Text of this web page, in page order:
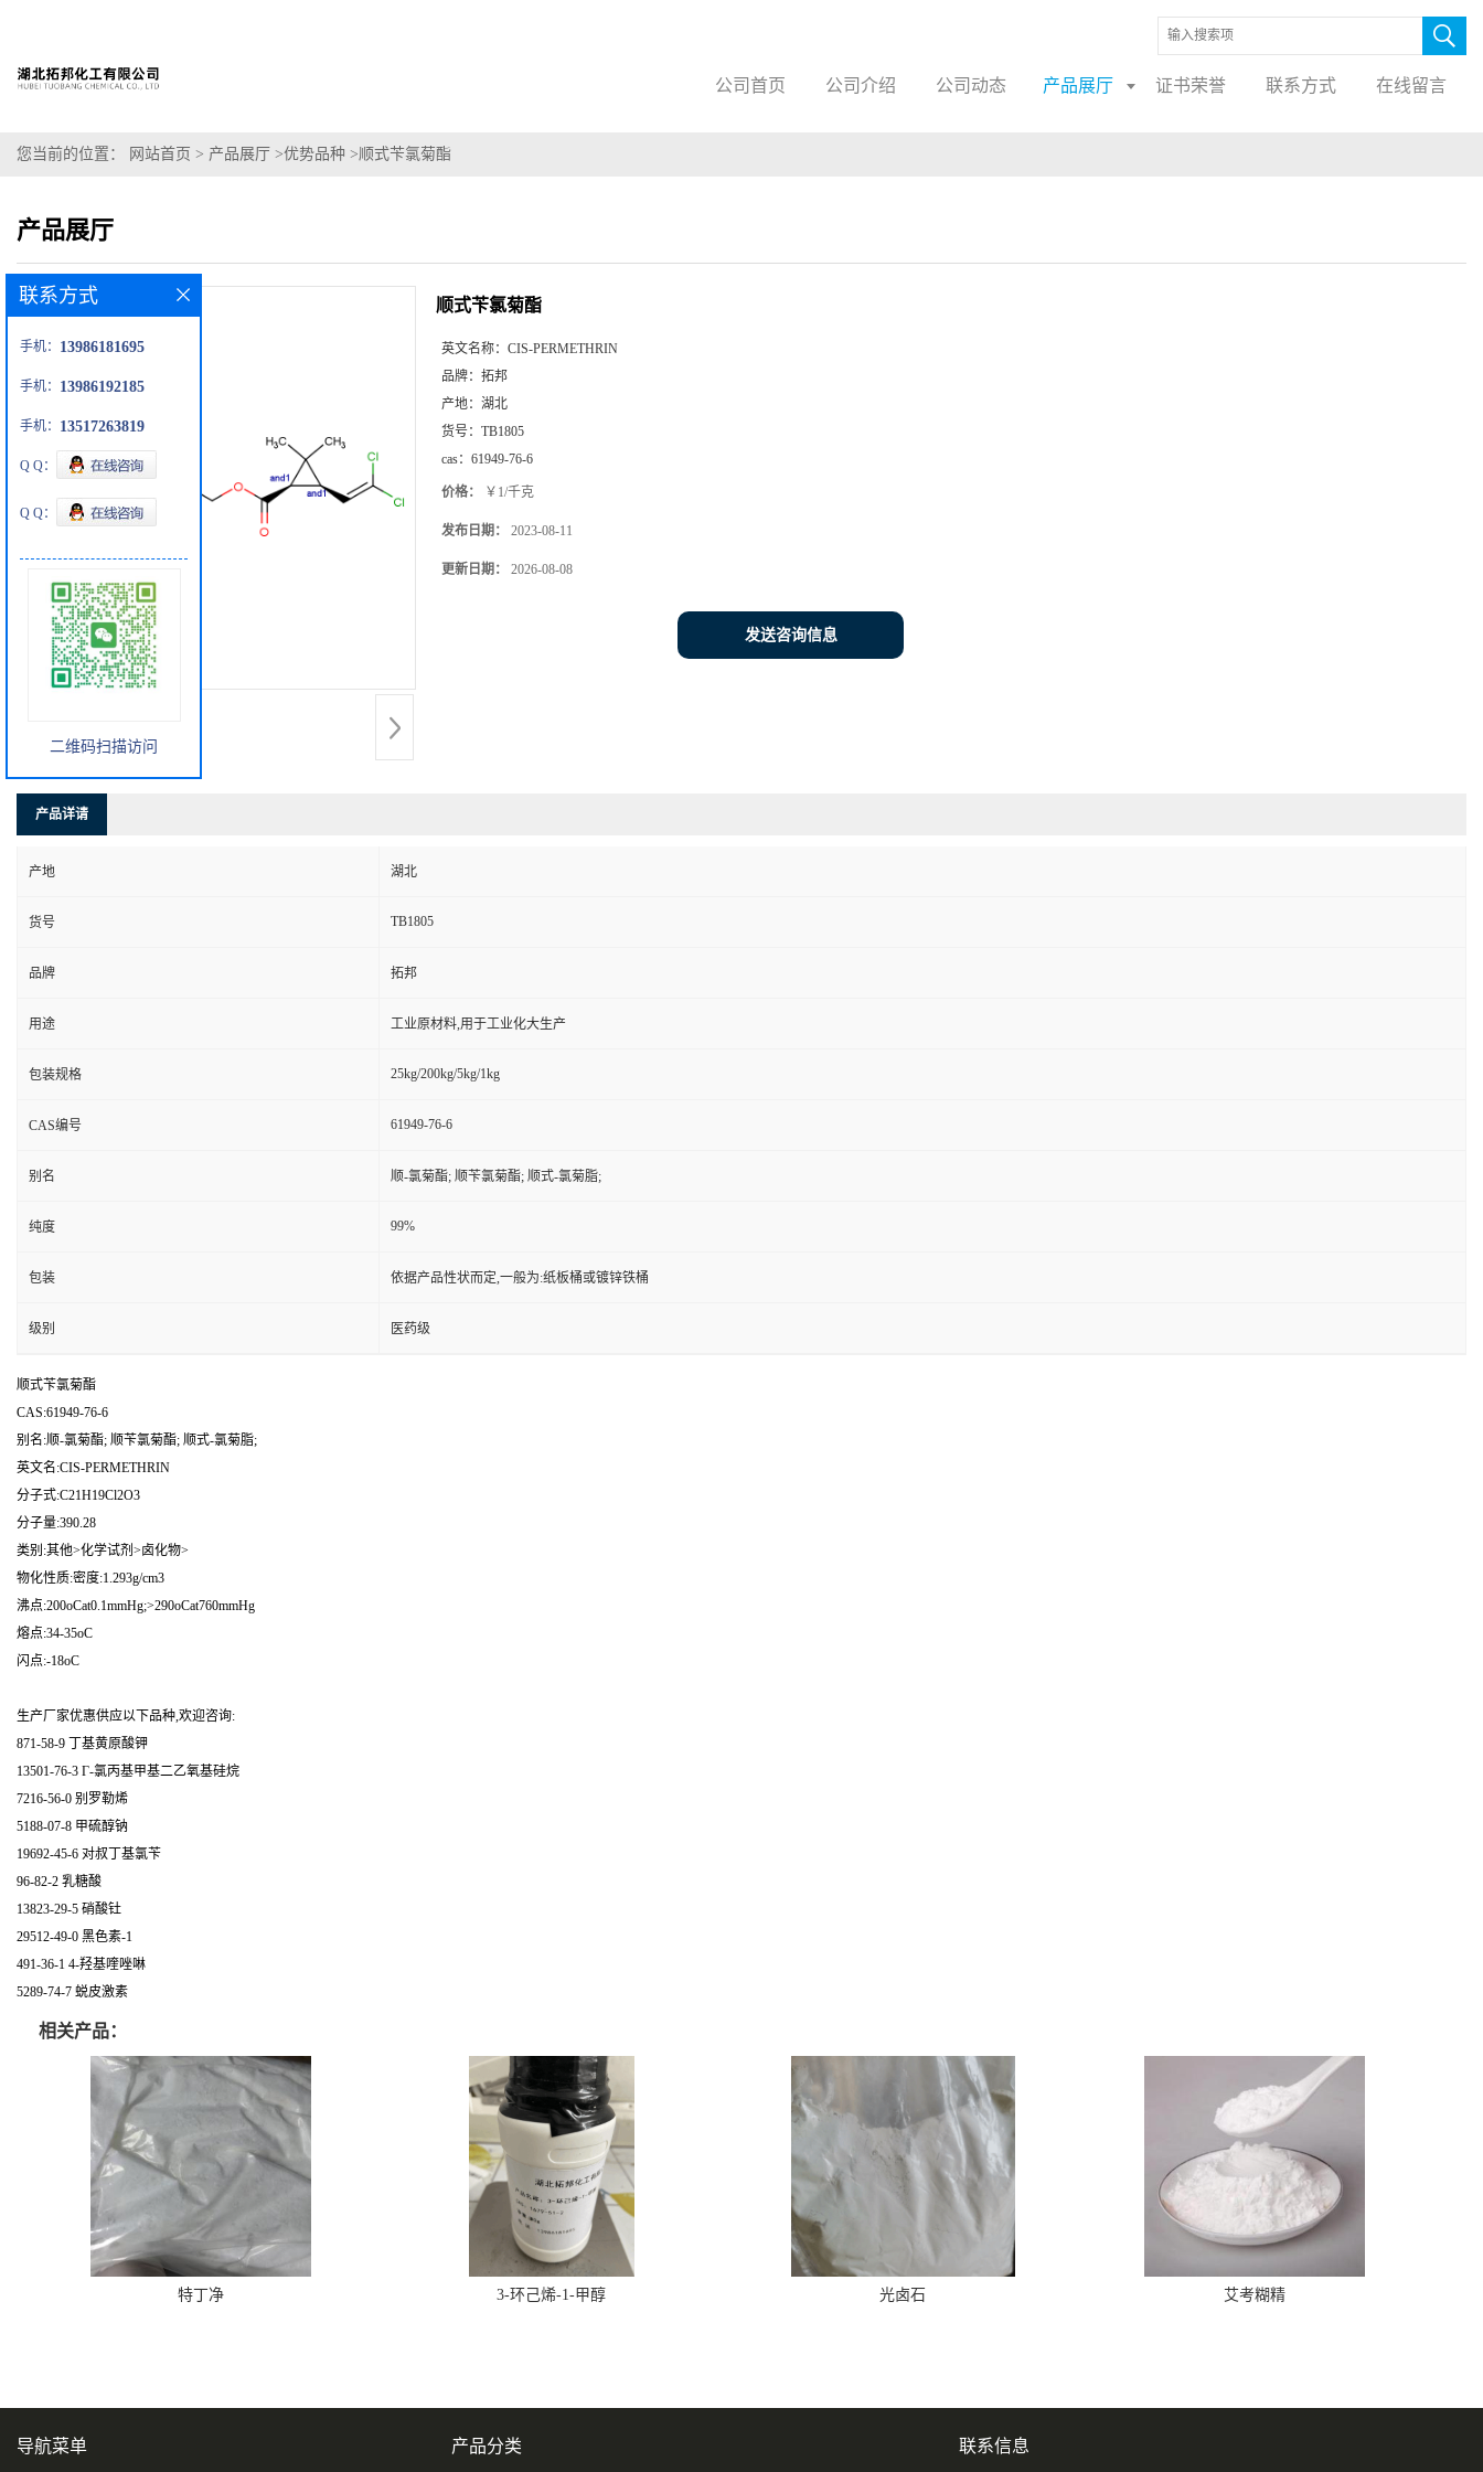
公司首页 公司介绍 公司动态 产品展厅 证书荣誉 联系方式 在线留言
您当前的位置： 网站首页 > 产品展厅 >优势品种 >顺式苄氯菊酯
产品展厅
顺式苄氯菊酯
英文名称： CIS-PERMETHRIN
品牌： 拓邦
产地： 湖北
货号： TB1805
cas： 61949-76-6
价格： ￥1/千克
发布日期： 2023-08-11
更新日期： 2026-08-08
发送咨询信息
产品详请
产地 湖北
货号 TB1805
品牌 拓邦
用途 工业原材料,用于工业化大生产
包装规格 25kg/200kg/5kg/1kg
CAS编号 61949-76-6
别名 顺-氯菊酯; 顺苄氯菊酯; 顺式-氯菊脂;
纯度 99%
包装 依据产品性状而定,一般为:纸板桶或镀锌铁桶
级别 医药级
顺式苄氯菊酯
CAS:61949-76-6
别名:顺-氯菊酯; 顺苄氯菊酯; 顺式-氯菊脂;
英文名:CIS-PERMETHRIN
分子式:C21H19Cl2O3
分子量:390.28
类别:其他>化学试剂>卤化物>
物化性质:密度:1.293g/cm3
沸点:200oCat0.1mmHg;>290oCat760mmHg
熔点:34-35oC
闪点:-18oC
生产厂家优惠供应以下品种,欢迎咨询:
871-58-9 丁基黄原酸钾
13501-76-3 Γ-氯丙基甲基二乙氧基硅烷
7216-56-0 别罗勒烯
5188-07-8 甲硫醇钠
19692-45-6 对叔丁基氯苄
96-82-2 乳糖酸
13823-29-5 硝酸钍
29512-49-0 黑色素-1
491-36-1 4-羟基喹唑啉
5289-74-7 蜕皮激素
相关产品：
特丁净 3-环己烯-1-甲醇 光卤石 艾考糊精
联系方式
手机： 13986181695
手机： 13986192185
手机： 13517263819
Q Q：
Q Q：
二维码扫描访问
导航菜单 产品分类 联系信息